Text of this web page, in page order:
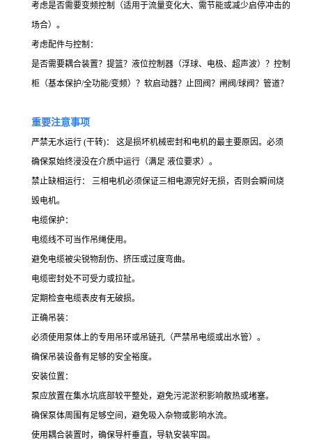
考虑是否需要变频控制（适用于流量变化大、需节能或减少启停冲击的
场合）。
考虑配件与控制：
是否需要耦合装置？提篮？液位控制器（浮球、电极、超声波）？控制
柜（基本保护/全功能/变频）？软启动器？止回阀？闸阀/球阀？管道？
重要注意事项
严禁无水运行 (干转)： 这是损坏机械密封和电机的最主要原因。必须
确保泵始终浸没在介质中运行（满足 液位要求）。
禁止缺相运行： 三相电机必须保证三相电源完好无损，否则会瞬间烧
毁电机。
电缆保护：
电缆线不可当作吊绳使用。
避免电缆被尖锐物刮伤、挤压或过度弯曲。
电缆密封处不可受力或拉扯。
定期检查电缆表皮有无破损。
正确吊装：
必须使用泵体上的专用吊环或吊链孔（严禁吊电缆或出水管）。
确保吊装设备有足够的安全裕度。
安装位置：
泵应放置在集水坑底部较平整处，避免污泥淤积影响散热或堵塞。
确保泵体周围有足够空间，避免吸入杂物或影响水流。
使用耦合装置时，确保导杆垂直，导轨安装牢固。